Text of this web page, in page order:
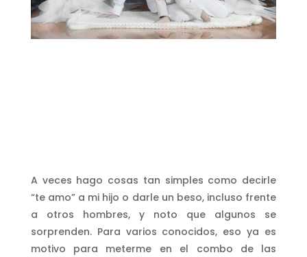
A veces hago cosas tan simples como decirle
“te amo” a mi hijo o darle un beso, incluso frente
a otros hombres, y noto que algunos se
sorprenden. Para varios conocidos, eso ya es
motivo para meterme en el combo de las